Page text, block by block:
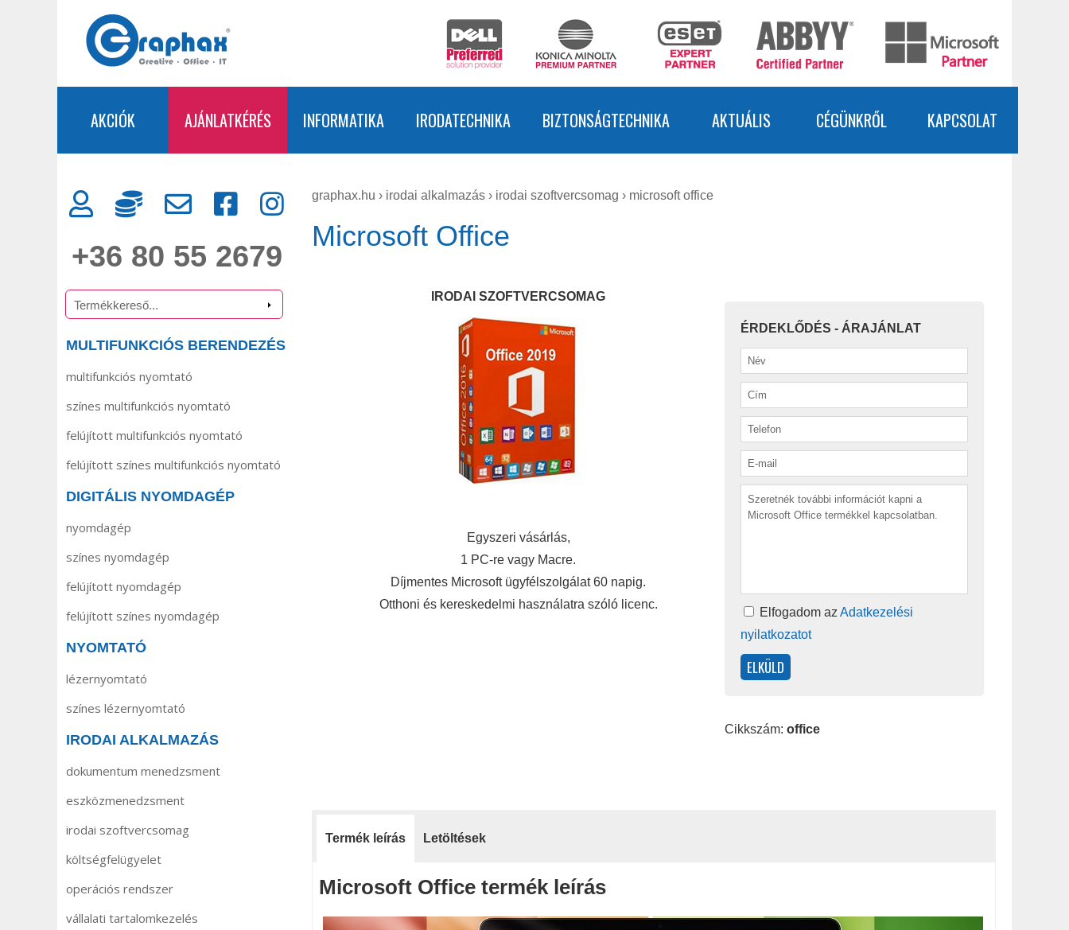
AKCIÓK AJÁNLATKÉRÉS INFORMATIKA IRODATECHNIKA BIZTONSÁGTECHNIKA AKTUÁLIS CÉGÜNKRŐL KAPCSOLAT
+36 80 55 2679
MULTIFUNKCIÓS BERENDEZÉS
multifunkciós nyomtató
színes multifunkciós nyomtató
felújított multifunkciós nyomtató
felújított színes multifunkciós nyomtató
DIGITÁLIS NYOMDAGÉP
nyomdagép
színes nyomdagép
felújított nyomdagép
felújított színes nyomdagép
NYOMTATÓ
lézernyomtató
színes lézernyomtató
IRODAI ALKALMAZÁS
dokumentum menedzsment
eszközmenedzsment
irodai szoftvercsomag
költségfelügyelet
operációs rendszer
vállalati tartalomkezelés
graphax.hu › irodai alkalmazás › irodai szoftvercsomag › microsoft office
Microsoft Office
IRODAI SZOFTVERCSOMAG
Egyszeri vásárlás,
1 PC-re vagy Macre.
Díjmentes Microsoft ügyfélszolgálat 60 napig.
Otthoni és kereskedelmi használatra szóló licenc.
ÉRDEKLŐDÉS - ÁRAJÁNLAT
Elfogadom az Adatkezelési
nyilatkozatot
Cikkszám: office
Termék leírás Letöltések
Microsoft Office termék leírás